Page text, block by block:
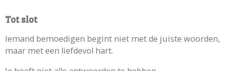
Tot slot
Iemand bemoedigen begint niet met de juiste woorden,
maar met een liefdevol hart.